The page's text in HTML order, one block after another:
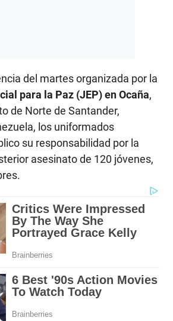
del martes organizada por la
para la Paz (JEP) en Ocaña,
de Norte de Santander,
los uniformados
su responsabilidad por la
asesinato de 120 jóvenes,